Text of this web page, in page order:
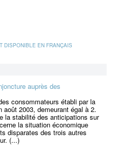
DISPONIBLE EN FRANÇAIS
auprès des
consommateurs établi par la
août 2003, demeurant égal à 2.
la stabilité des anticipations sur
la situation économique
disparates des trois autres
(...)